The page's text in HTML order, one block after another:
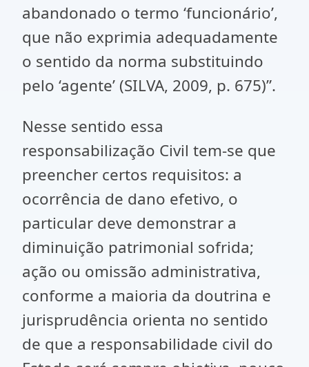
abandonado o termo ‘funcionário’,
que não exprimia adequadamente
o sentido da norma substituindo
pelo ‘agente’ (SILVA, 2009, p. 675)”.
Nesse sentido essa
responsabilização Civil tem-se que
preencher certos requisitos: a
ocorrência de dano efetivo, o
particular deve demonstrar a
diminuição patrimonial sofrida;
ação ou omissão administrativa,
conforme a maioria da doutrina e
jurisprudência orienta no sentido
de que a responsabilidade civil do